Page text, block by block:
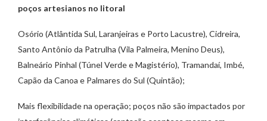
poços artesianos no litoral
Osório (Atlântida Sul, Laranjeiras e Porto Lacustre), Cidreira,
Santo Antônio da Patrulha (Vila Palmeira, Menino Deus),
Balneário Pinhal (Túnel Verde e Magistério), Tramandaí, Imbé,
Capão da Canoa e Palmares do Sul (Quintão);
Mais flexibilidade na operação; poços não são impactados por